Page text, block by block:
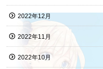
2022年12月
2022年11月
2022年10月